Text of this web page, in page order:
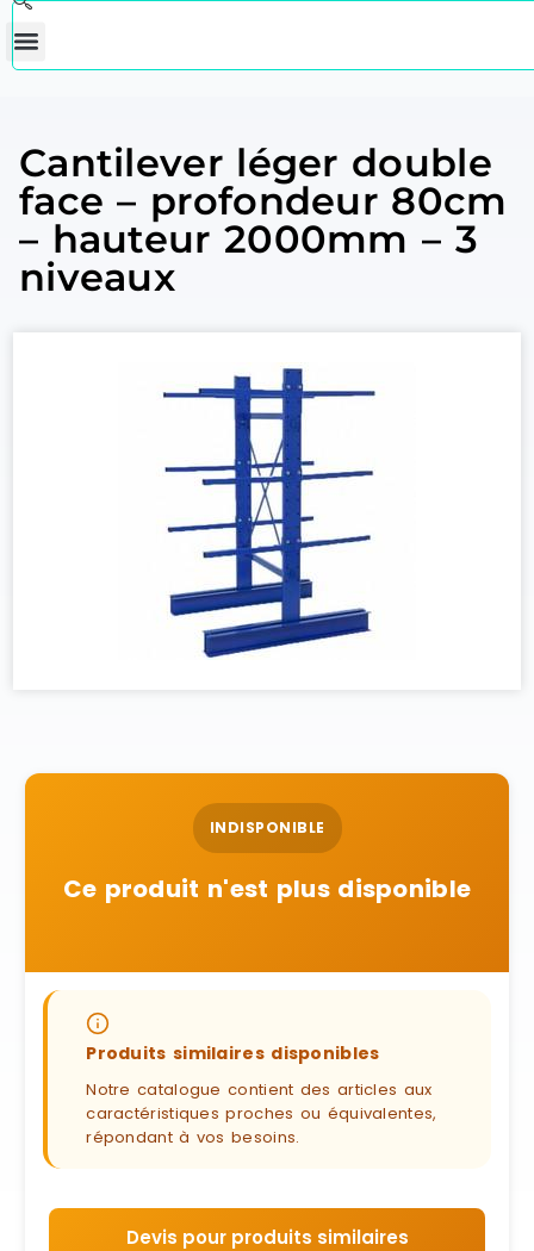
Cantilever léger double
face – profondeur 80cm
– hauteur 2000mm – 3
niveaux
INDISPONIBLE
Ce produit n'est plus disponible
Produits similaires disponibles
Notre catalogue contient des articles aux
caractéristiques proches ou équivalentes,
répondant à vos besoins.
Devis pour produits similaires